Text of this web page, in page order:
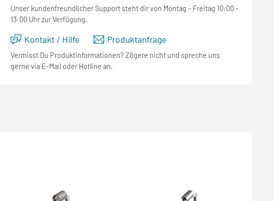
Unser kundenfreundlicher Support steht dir von Montag - Freitag 10:00 -
13:00 Uhr zur Verfügung.
Kontakt / Hilfe Produktanfrage
Vermisst Du Produktinformationen? Zögere nicht und spreche uns
gerne via E-Mail oder Hotline an.